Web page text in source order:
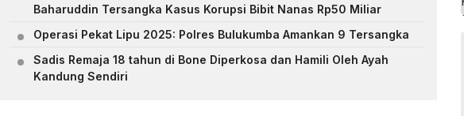
Baharuddin Tersangka Kasus Korupsi Bibit Nanas Rp50 Miliar
Operasi Pekat Lipu 2025: Polres Bulukumba Amankan 9 Tersangka
Sadis Remaja 18 tahun di Bone Diperkosa dan Hamili Oleh Ayah
Kandung Sendiri